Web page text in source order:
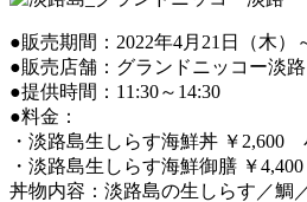
●販売期間：2022年4月21日（木）
●販売店舗：グランドニッコー淡路
●提供時間：11:30～14:30
●料金：
・淡路島生しらす海鮮丼 ￥
・淡路島生しらす海鮮御膳 ￥
丼物内容：淡路島の生しらす／鯛